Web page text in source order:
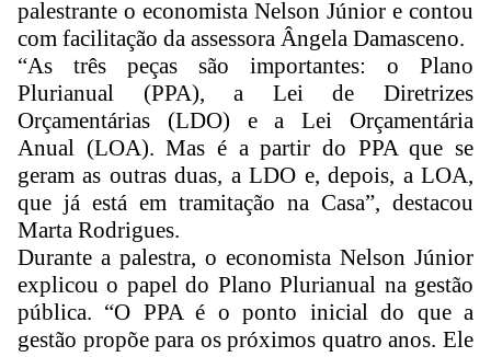
palestrante o economista Nelson Júnior e contou
com facilitação da assessora Ângela Damasceno.
“As três peças são importantes: o Plano
Plurianual (PPA), a Lei de Diretrizes
Orçamentárias (LDO) e a Lei Orçamentária
Anual (LOA). Mas é a partir do PPA que se
geram as outras duas, a LDO e, depois, a LOA,
que já está em tramitação na Casa”, destacou
Marta Rodrigues.
Durante a palestra, o economista Nelson Júnior
explicou o papel do Plano Plurianual na gestão
pública. “O PPA é o ponto inicial do que a
gestão propõe para os próximos quatro anos. Ele